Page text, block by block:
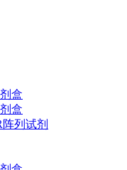
盒
盒
列试剂